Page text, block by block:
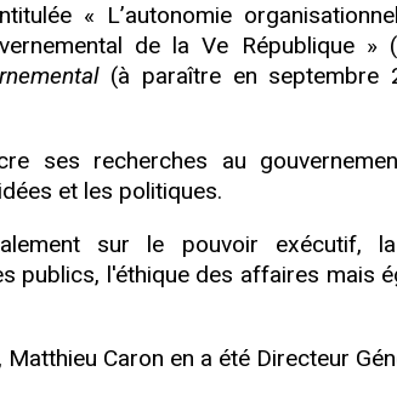
« L’autonomie
de la Ve République »
(à paraître en septembre
ses recherches au
et les politiques.
sur le pouvoir exécutif,
publics, l'éthique des affaires mais
Caron en a été Directeur